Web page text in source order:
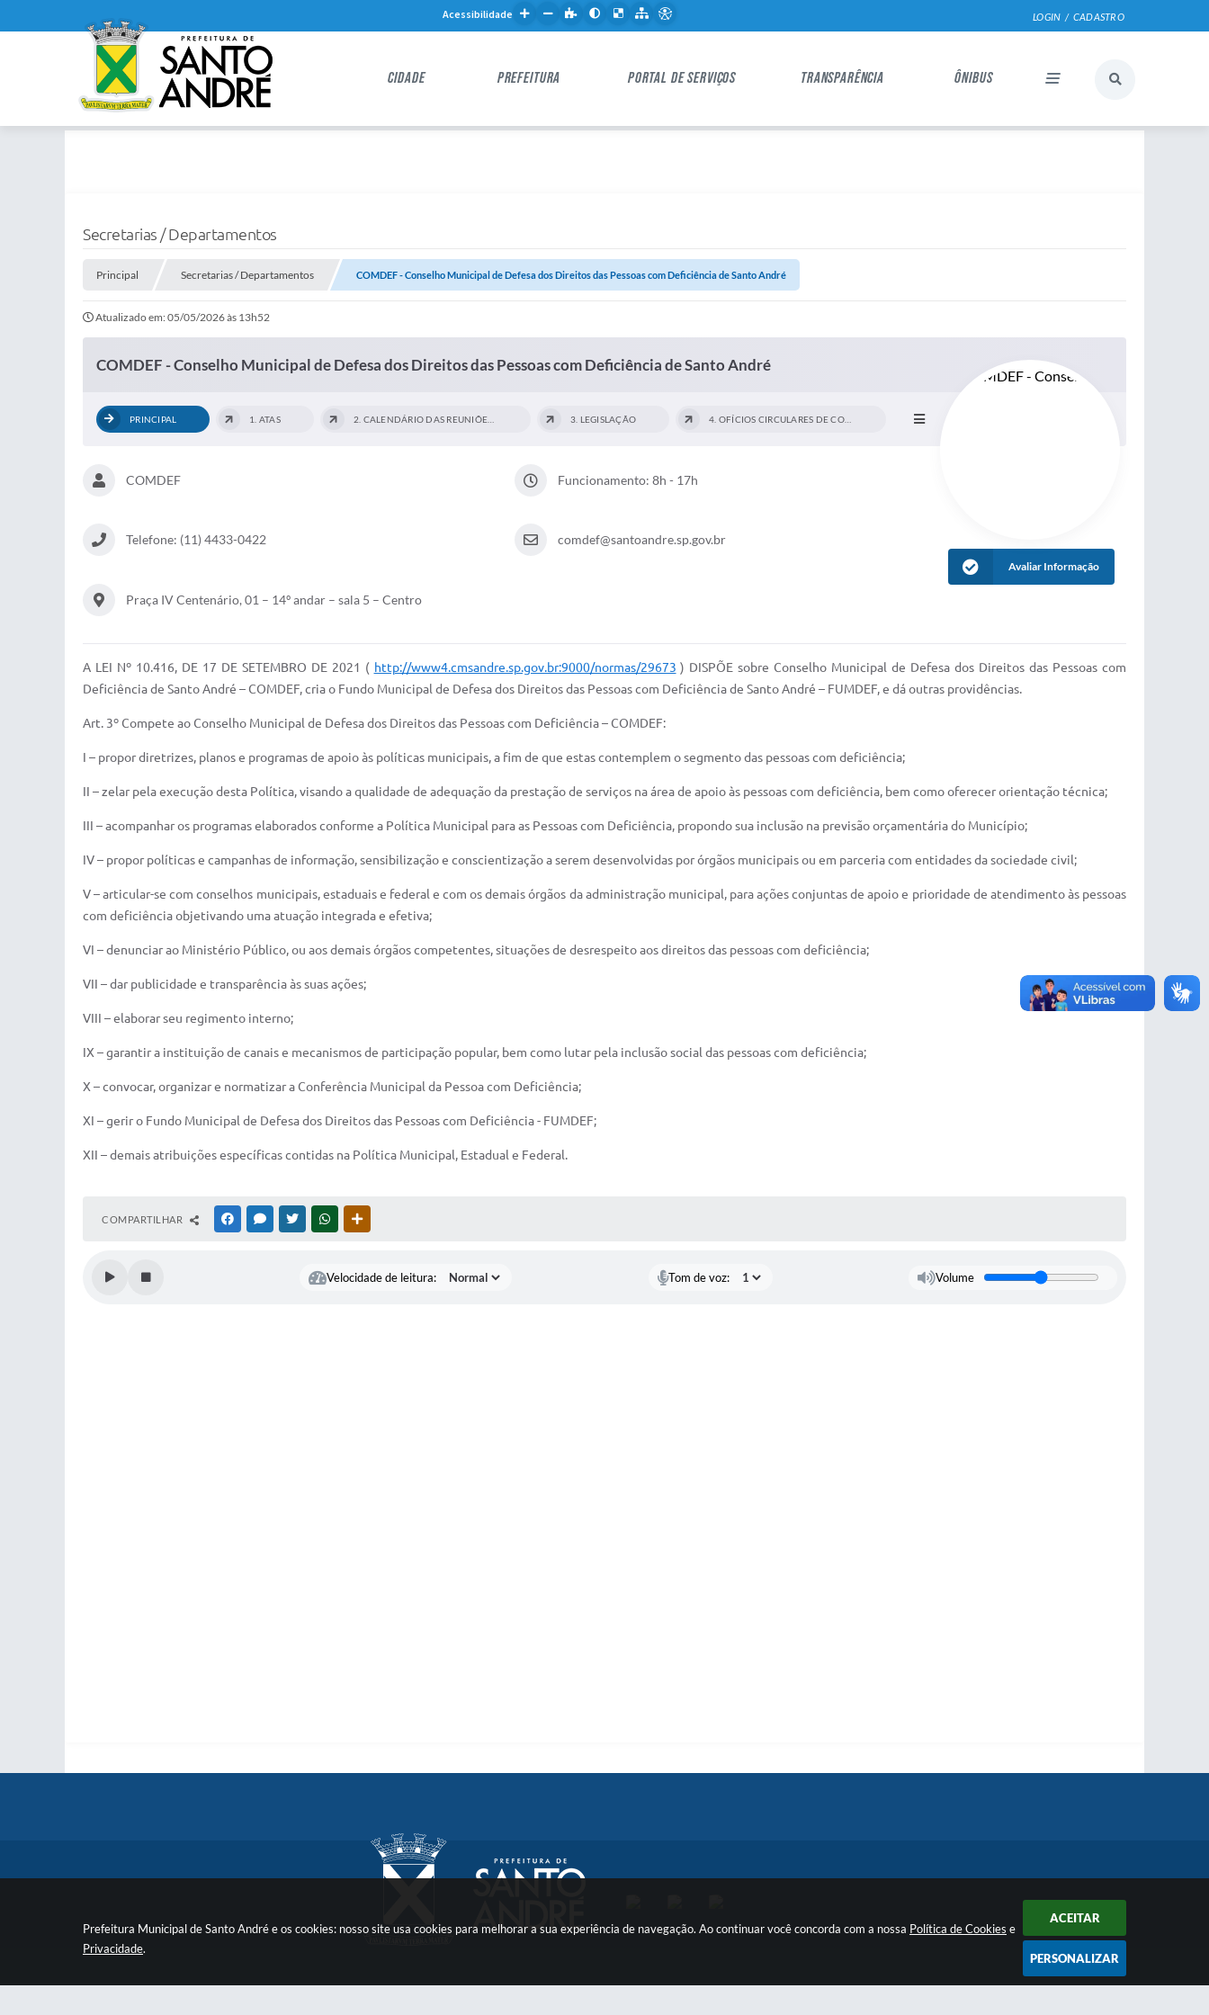
Prefeitura Municipal de Santo André e os cookies: nosso site usa cookies para melhorar a sua experiência de navegação. Ao continuar você concorda com a nossa Política de Cookies e
Privacidade.
ACEITAR
PERSONALIZAR
LOGIN / CADASTRO
Acessibilidade
CIDADE PREFEITURA PORTAL DE SERVIÇOS TRANSPARÊNCIA ÔNIBUS
Secretarias / Departamentos
Principal Secretarias / Departamentos COMDEF - Conselho Municipal de Defesa dos Direitos das Pessoas com Deficiência de Santo André
Atualizado em: 05/05/2026 às 13h52
COMDEF - Conselho Municipal de Defesa dos Direitos das Pessoas com Deficiência de Santo André
PRINCIPAL 1. ATAS 3. LEGISLAÇÃO 4. OFÍCIOS CIRCULARES DE CONVOCAÇÃO
COMDEF Funcionamento: 8h - 17h
Telefone: (11) 4433-0422 comdef@santoandre.sp.gov.br
Praça IV Centenário, 01 – 14º andar – sala 5 – Centro
Avaliar Informação
A LEI Nº 10.416, DE 17 DE SETEMBRO DE 2021 ( http://www4.cmsandre.sp.gov.br:9000/normas/29673 ) DISPÕE sobre Conselho Municipal de Defesa dos Direitos das Pessoas com
Deficiência de Santo André – COMDEF, cria o Fundo Municipal de Defesa dos Direitos das Pessoas com Deficiência de Santo André – FUMDEF, e dá outras providências.
Art. 3º Compete ao Conselho Municipal de Defesa dos Direitos das Pessoas com Deficiência – COMDEF:
I – propor diretrizes, planos e programas de apoio às políticas municipais, a fim de que estas contemplem o segmento das pessoas com deficiência;
II – zelar pela execução desta Política, visando a qualidade de adequação da prestação de serviços na área de apoio às pessoas com deficiência, bem como oferecer orientação técnica;
III – acompanhar os programas elaborados conforme a Política Municipal para as Pessoas com Deficiência, propondo sua inclusão na previsão orçamentária do Município;
IV – propor políticas e campanhas de informação, sensibilização e conscientização a serem desenvolvidas por órgãos municipais ou em parceria com entidades da sociedade civil;
V – articular-se com conselhos municipais, estaduais e federal e com os demais órgãos da administração municipal, para ações conjuntas de apoio e prioridade de atendimento às pessoas
com deficiência objetivando uma atuação integrada e efetiva;
VI – denunciar ao Ministério Público, ou aos demais órgãos competentes, situações de desrespeito aos direitos das pessoas com deficiência;
VII – dar publicidade e transparência às suas ações;
VIII – elaborar seu regimento interno;
IX – garantir a instituição de canais e mecanismos de participação popular, bem como lutar pela inclusão social das pessoas com deficiência;
X – convocar, organizar e normatizar a Conferência Municipal da Pessoa com Deficiência;
XI – gerir o Fundo Municipal de Defesa dos Direitos das Pessoas com Deficiência - FUMDEF;
XII – demais atribuições específicas contidas na Política Municipal, Estadual e Federal.
COMPARTILHAR FACEBOOKMESSENGER
TWITTERWHATSAPP
Velocidade de leitura: Tom de voz: Volume